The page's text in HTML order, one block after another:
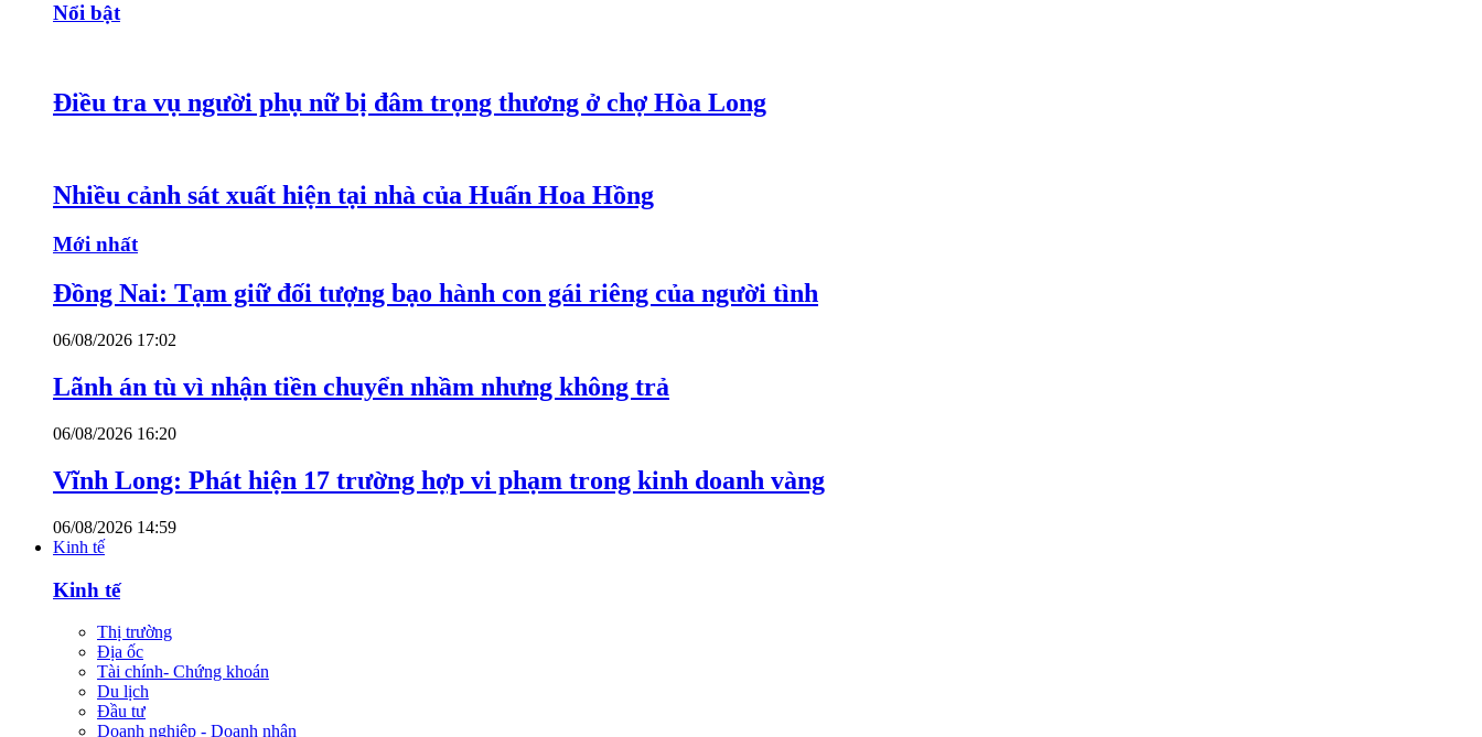
Nổi bật
Điều tra vụ người phụ nữ bị đâm trọng thương ở chợ Hòa Long
Nhiều cảnh sát xuất hiện tại nhà của Huấn Hoa Hồng
Mới nhất
Đồng Nai: Tạm giữ đối tượng bạo hành con gái riêng của người tình
06/08/2026 17:02
Lãnh án tù vì nhận tiền chuyển nhầm nhưng không trả
06/08/2026 16:20
Vĩnh Long: Phát hiện 17 trường hợp vi phạm trong kinh doanh vàng
06/08/2026 14:59
Kinh tế
Kinh tế
Thị trường
Địa ốc
Tài chính- Chứng khoán
Du lịch
Đầu tư
Doanh nghiệp - Doanh nhân